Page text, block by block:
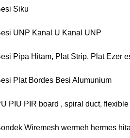
Siku
UNP Kanal U Kanal UNP
Pipa Hitam, Plat Strip, Plat Ezer
Plat Bordes Besi Alumunium
PIU PIR board , spiral duct, flexible
Wiremesh wermeh hermes